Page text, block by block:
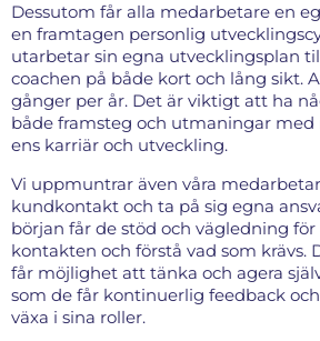
Dessutom får alla medarbetare en
en framtagen personlig
utarbetar sin egna utvecklingsplan
coachen på både kort och lång sikt.
gånger per år. Det är viktigt att ha
både framsteg och utmaningar
ens karriär och utveckling.
Vi uppmuntrar även våra
kundkontakt och ta på sig egna
början får de stöd och vägledning
kontakten och förstå vad som krävs.
får möjlighet att tänka och agera
som de får kontinuerlig feedback
växa i sina roller.